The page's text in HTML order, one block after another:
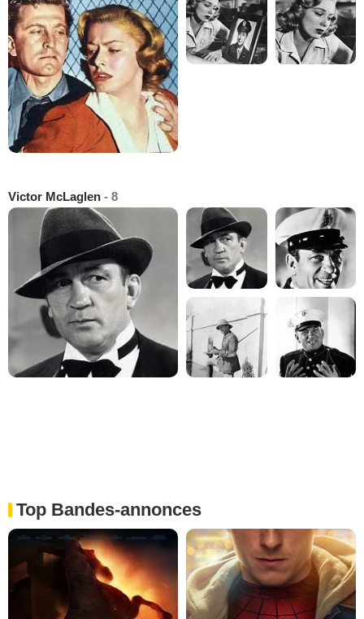
Victor McLaglen - 8
Top Bandes-annonces